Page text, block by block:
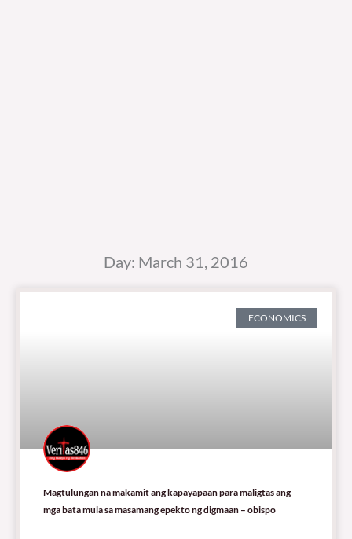
Day: March 31, 2016
ECONOMICS
Magtulungan na makamit ang kapayapaan para maligtas ang
mga bata mula sa masamang epekto ng digmaan – obispo